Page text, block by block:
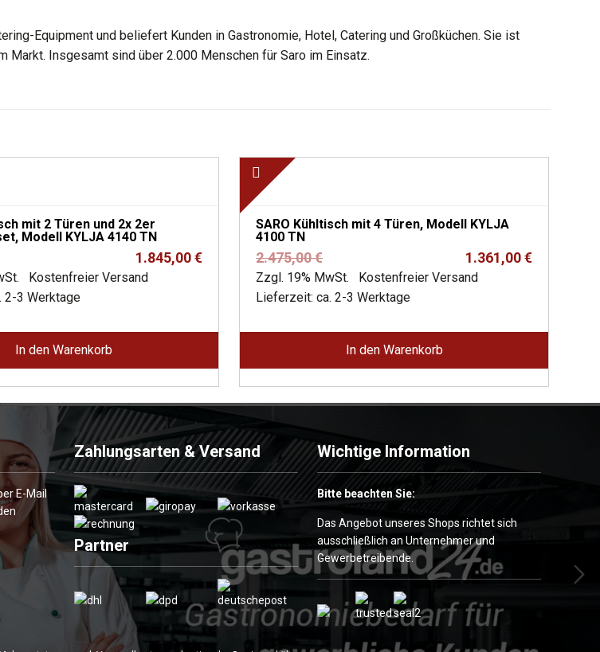
Equipment und beliefert Kunden in Gastronomie, Hotel, Catering und Großküchen. Sie ist
Insgesamt sind über 2.000 Menschen für Saro im Einsatz.
mit 2 Türen und 2x 2er
Schubladenset, Modell KYLJA 4140 TN
1.845,00€
Kostenfreier Versand
2-3 Werktage
In den Warenkorb
SARO Kühltisch mit 4 Türen, Modell KYLJA
4100 TN
2.475,00€Ursprünglicher
Preis
war:
1.361,00€
Aktueller
Preis
ist:
Zzgl. 19% MwSt.
Kostenfreier Versand
Lieferzeit: ca. 2-3 Werktage
In den Warenkorb
E-Mail
Zahlungsarten & Versand
Partner
Wichtige Information
Bitte beachten Sie:
Das Angebot unseres Shops richtet sich
ausschließlich an Unternehmer und
Gewerbetreibende.